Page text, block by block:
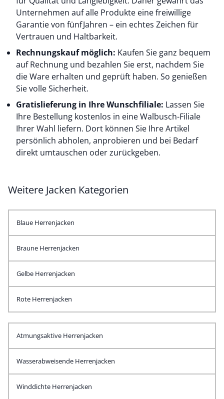
Unternehmen auf alle Produkte eine freiwillige
Garantie von fünf Jahren – ein echtes Zeichen für
Vertrauen und Haltbarkeit.
Rechnungskauf möglich: Kaufen Sie ganz bequem
auf Rechnung und bezahlen Sie erst, nachdem Sie
die Ware erhalten und geprüft haben. So genießen
Sie volle Sicherheit.
Gratislieferung in Ihre Wunschfiliale: Lassen Sie
Ihre Bestellung kostenlos in eine Walbusch-Filiale
Ihrer Wahl liefern. Dort können Sie Ihre Artikel
persönlich abholen, anprobieren und bei Bedarf
direkt umtauschen oder zurückgeben.
Weitere Jacken Kategorien
Blaue Herrenjacken
Braune Herrenjacken
Gelbe Herrenjacken
Rote Herrenjacken
Atmungsaktive Herrenjacken
Wasserabweisende Herrenjacken
Winddichte Herrenjacken